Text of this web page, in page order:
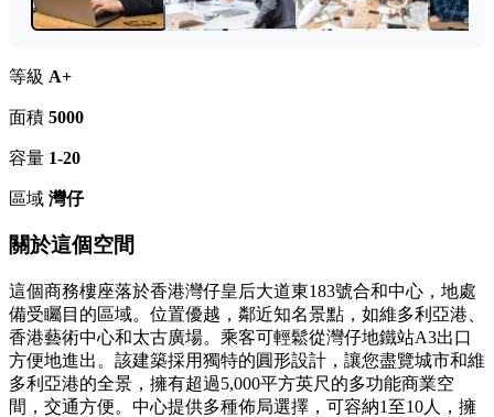
等級 A+
面積 5000
容量 1-20
區域 灣仔
關於這個空間
這個商務樓座落於香港灣仔皇后大道東183號合和中心，地處
備受矚目的區域。位置優越，鄰近知名景點，如維多利亞港、
香港藝術中心和太古廣場。乘客可輕鬆從灣仔地鐵站A3出口
方便地進出。該建築採用獨特的圓形設計，讓您盡覽城市和維
多利亞港的全景，擁有超過5,000平方英尺的多功能商業空
間，交通方便。中心提供多種佈局選擇，可容納1至10人，擁